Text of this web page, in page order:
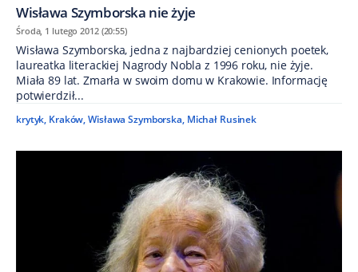
Wisława Szymborska nie żyje
Środa, 1 lutego 2012 (20:55)
Wisława Szymborska, jedna z najbardziej cenionych poetek,
laureatka literackiej Nagrody Nobla z 1996 roku, nie żyje.
Miała 89 lat. Zmarła w swoim domu w Krakowie. Informację
potwierdził...
krytyk, Kraków,Wisława Szymborska, Michał Rusinek